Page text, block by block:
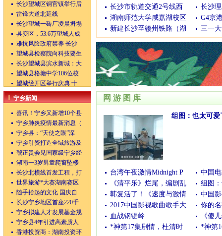
长沙望城区铜官镇举行后
雷锋大道北延线
长沙望城一砖厂凌晨坍塌
县变区，53.6万望城人成
难抗风险政府禁养 长沙
望城县检察院向科技要生
长沙望城县滨水新城：大
望城县格塘中学106位校
望城经开区举行庆典 十
长沙市轨道交通2号线西
湖南师范大学咸嘉湖校区
新建长沙至赣州铁路（湖
长沙
G4京
三一
宁乡新闻
喜讯！宁乡又新增10个县
宁乡肺炎疫情最新消息（
宁乡县：“天使之眼”深
宁乡引资打造全域旅游及
虢正贵会见国家级宁乡经
湖南一3岁男童爬窗坠楼
长沙北横线首发工程，打
世界旅游*大赛湖南赛区
随手拾起的文化 国庆自
长沙宁乡地区首座220千
宁乡拟建人才发展基金规
宁乡县4年引进高素质人
香港投资商：湖南投资环
网游图库
组图：也太可爱
台湾午夜激情Midnight P
《清平乐》烂尾，编剧乱
韩复活了！《速度与激情
2017中国影视歌曲歌手大
血战钢锯岭
*神第17集剧情，杜清时
中国
组图
中国
你的
《傻
*神第